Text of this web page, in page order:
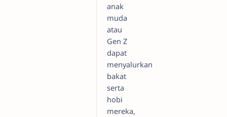
anak
muda
atau
Gen Z
dapat
menyalurkan
bakat
serta
hobi
mereka,